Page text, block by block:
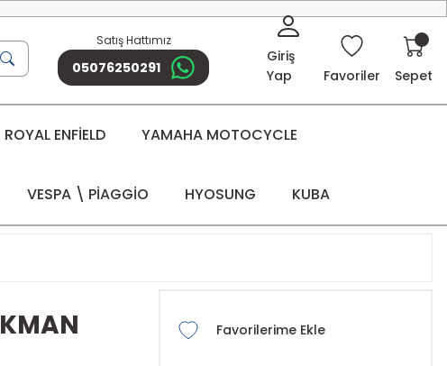
Satış Hattımız
05076250291
Giriş
Yap
Favoriler Sepet
ROYAL ENFİELD YAMAHA MOTOCYCLE
VESPA \ PİAGGİO HYOSUNG KUBA